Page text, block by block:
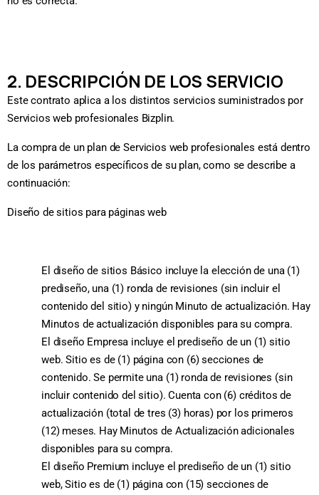
2. DESCRIPCIÓN DE LOS SERVICIO
Este contrato aplica a los distintos servicios suministrados por
Servicios web profesionales Bizplin.
La compra de un plan de Servicios web profesionales está dentro
de los parámetros específicos de su plan, como se describe a
continuación:
Diseño de sitios para páginas web
El diseño de sitios Básico incluye la elección de una (1)
prediseño, una (1) ronda de revisiones (sin incluir el
contenido del sitio) y ningún Minuto de actualización. Hay
Minutos de actualización disponibles para su compra.
El diseño Empresa incluye el prediseño de un (1) sitio
web. Sitio es de (1) página con (6) secciones de
contenido. Se permite una (1) ronda de revisiones (sin
incluir contenido del sitio). Cuenta con (6) créditos de
actualización (total de tres (3) horas) por los primeros
(12) meses. Hay Minutos de Actualización adicionales
disponibles para su compra.
El diseño Premium incluye el prediseño de un (1) sitio
web, Sitio es de (1) página con (15) secciones de